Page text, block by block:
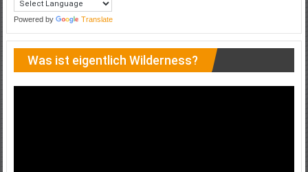
Powered by Translate
Was ist eigentlich Wilderness?